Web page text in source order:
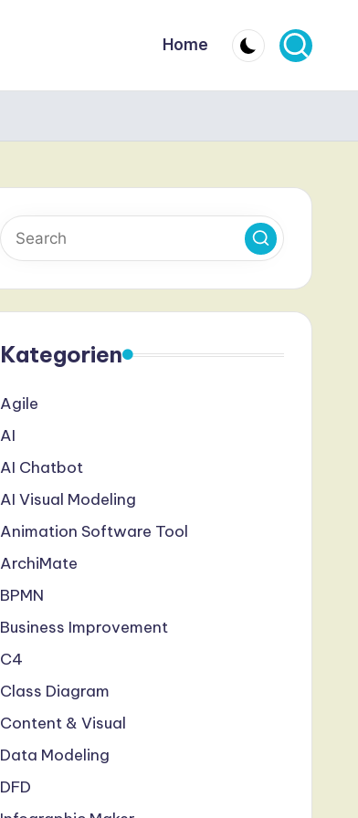
Home
Kategorien
Agile
AI
AI Chatbot
AI Visual Modeling
Animation Software Tool
ArchiMate
BPMN
Business Improvement
C4
Class Diagram
Content & Visual
Data Modeling
DFD